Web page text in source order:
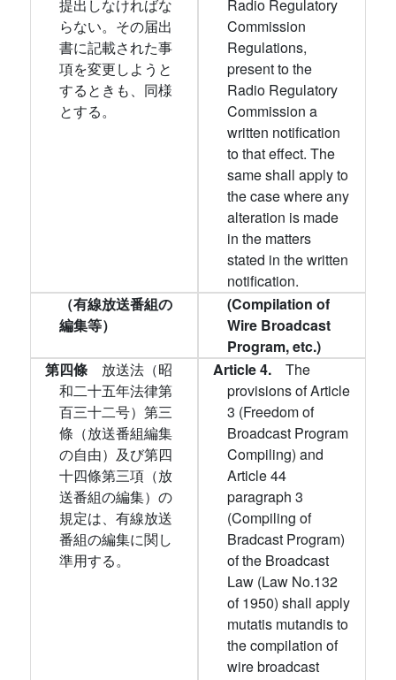
提出しなければな
らない。その届出
書に記載された事
項を変更しようと
するときも、同様
とする。
Radio Regulatory
Commission
Regulations,
present to the
Radio Regulatory
Commission a
written notification
to that effect. The
same shall apply to
the case where any
alteration is made
in the matters
stated in the written
notification.
（有線放送番組の
編集等）
(Compilation of
Wire Broadcast
Program, etc.)
第四條 放送法（昭
和二十五年法律第
百三十二号）第三
條（放送番組編集
の自由）及び第四
十四條第三項（放
送番組の編集）の
規定は、有線放送
番組の編集に関し
準用する。
Article 4. The
provisions of Article
3 (Freedom of
Broadcast Program
Compiling) and
Article 44
paragraph 3
(Compiling of
Bradcast Program)
of the Broadcast
Law (Law No.132
of 1950) shall apply
mutatis mutandis to
the compilation of
wire broadcast